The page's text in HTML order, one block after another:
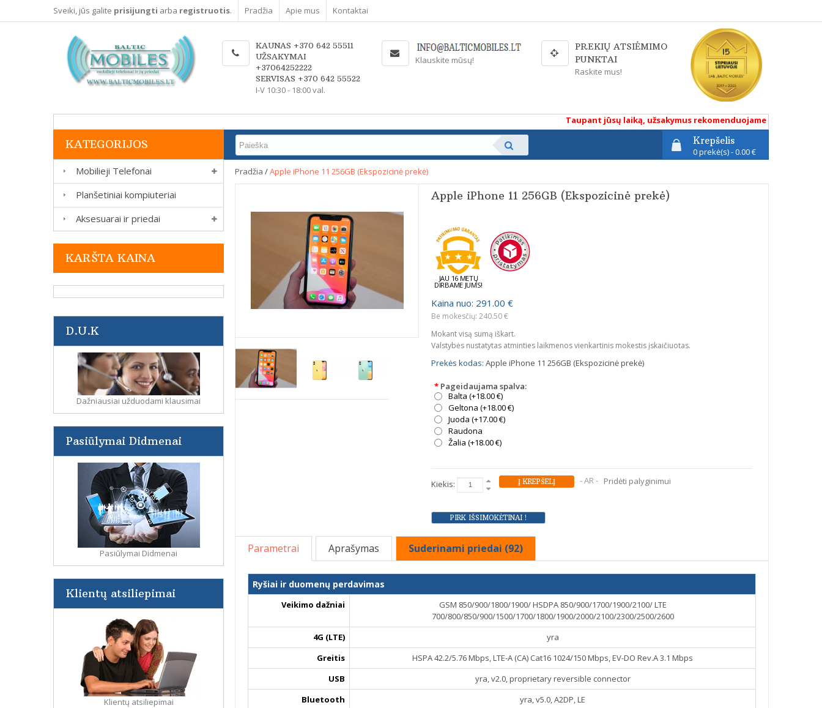
Sveiki, jūs galite prisijungti arba registruotis. Pradžia Apie mus Kontaktai
KAUNAS +370 642 55511
UŽSAKYMAI
+37064252222
SERVISAS +370 642 55522
I-V 10:30 - 18:00 val.
Klauskite mūsų!
PREKIŲ ATSIĖMIMO
PUNKTAI
Raskite mus!
Taupant jūsų laiką, užsakymus rekomenduojame atlikti
Krepšelis
0 prekė(s) - 0.00 €
KATEGORIJOS
Mobilieji Telefonai
Planšetiniai kompiuteriai
Aksesuarai ir priedai
KARŠTA KAINA
D.U.K
Dažniausiai užduodami klausimai
Pasiūlymai Didmenai
Pasiūlymai Didmenai
Klientų atsiliepimai
Klientų atsiliepimai
Pradžia /Apple iPhone 11 256GB (Ekspozicinė prekė)
Apple iPhone 11 256GB (Ekspozicinė prekė)
JAU 16 METŲ
DIRBAME JUMS!
Kaina nuo: 291.00 €
Be mokesčių: 240.50 €
Mokant visą sumą iškart.
Valstybės nustatytas atminties laikmenos vienkartinis mokestis įskaičiuotas.
Prekės kodas: Apple iPhone 11 256GB (Ekspozicinė prekė)
* Pageidaujama spalva:
Balta (+18.00 €)
Geltona (+18.00 €)
Juoda (+17.00 €)
Raudona
Žalia (+18.00 €)
Kiekis: - AR - Pridėti palyginimui
Parametrai Aprašymas Suderinami priedai (92)
Ryšiai ir duomenų perdavimas
Veikimo dažniai
GSM 850/900/1800/1900/ HSDPA 850/900/1700/1900/2100/ LTE
700/800/850/900/1500/1700/1800/1900/2000/2100/2300/2500/2600
4G (LTE)
yra
Greitis
HSPA 42.2/5.76 Mbps, LTE-A (CA) Cat16 1024/150 Mbps, EV-DO Rev.A 3.1 Mbps
USB
yra, v2.0, proprietary reversible connector
Bluetooth
yra, v5.0, A2DP, LE